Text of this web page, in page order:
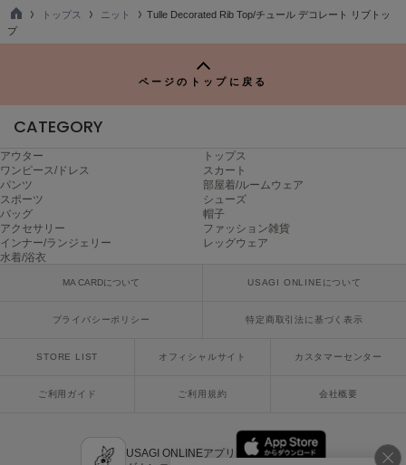
ナウンス
オン
Onitsuka Tiger
オニツカ タイガー
ORGUE
オルグ
パトリック
フィリーチョコレート
TO
P
トップス ニット
Tulle Decorated Rib Top/チュール デコレート リブトッ
プ
ページのトップに戻る
CATEGORY
アウター
トップス
ワンピース/ドレス
スカート
パンツ
部屋着/ルームウェア
スポーツ
シューズ
バッグ
帽子
アクセサリー
ファッション雑貨
インナー/ランジェリー
レッグウェア
水着/浴衣
MA CARDについて USAGI ONLINEについて
プライバシーポリシー 特定商取引法に基づく表示
STORE LIST オフィシャルサイト カスタマーセンター
ご利用ガイド ご利用規約 会社概要
USAGI ONLINEアプリ